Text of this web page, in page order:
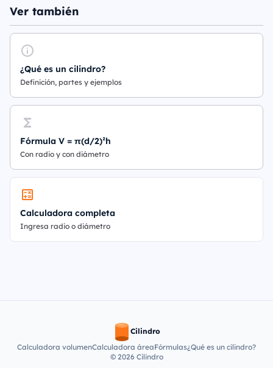
Ver también
¿Qué es un cilindro?
Definición, partes y ejemplos
Fórmula V = π(d/2)²h
Con radio y con diámetro
Calculadora completa
Ingresa radio o diámetro
Cilindro
Calculadora volumenCalculadora áreaFórmulas¿Qué es un cilindro?
© 2026 Cilindro